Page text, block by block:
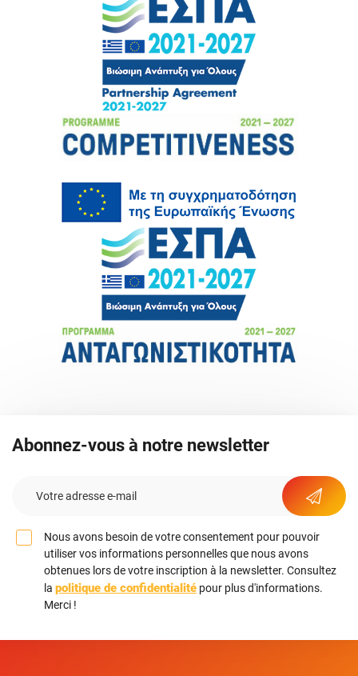
Abonnez-vous à notre newsletter
Nous avons besoin de votre consentement pour pouvoir
utiliser vos informations personnelles que nous avons
obtenues lors de votre inscription à la newsletter. Consultez
la politique de confidentialité pour plus d'informations.
Merci !